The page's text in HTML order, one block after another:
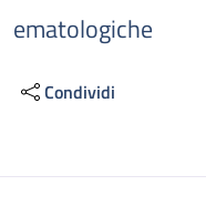
ematologiche
Condividi